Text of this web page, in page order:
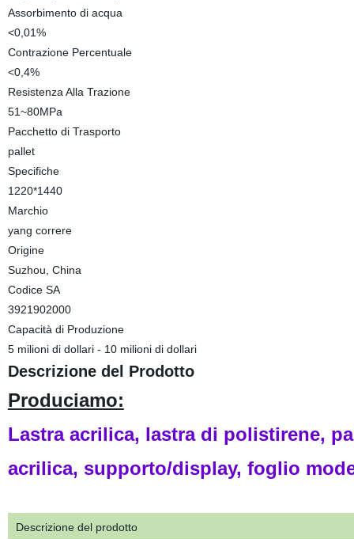
Assorbimento di acqua
<0,01%
Contrazione Percentuale
<0,4%
Resistenza Alla Trazione
51~80MPa
Pacchetto di Trasporto
pallet
Specifiche
1220*1440
Marchio
yang correre
Origine
Suzhou, China
Codice SA
3921902000
Capacità di Produzione
5 milioni di dollari - 10 milioni di dollari
Descrizione del Prodotto
Produciamo:
Lastra acrilica, lastra di polistirene,
acrilica, supporto/display, foglio
Descrizione del prodotto